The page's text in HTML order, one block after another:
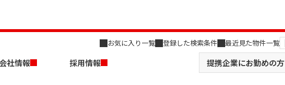
お気に入り一覧 登録した検索条件 最近見た物件一覧
会社情報 採用情報 提携企業にお勤めの方